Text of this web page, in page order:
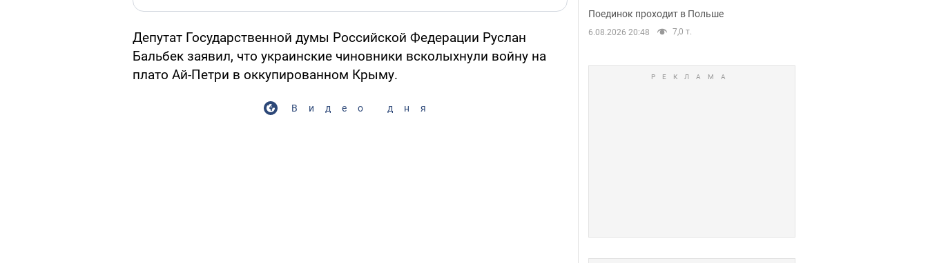
Депутат Государственной думы Российской Федерации Руслан
Бальбек заявил, что украинские чиновники всколыхнули войну на
плато Ай-Петри в оккупированном Крыму.
Видео дня
Видео
Поединок проходит в Польше
6.08.2026 20:48 7,0 т.